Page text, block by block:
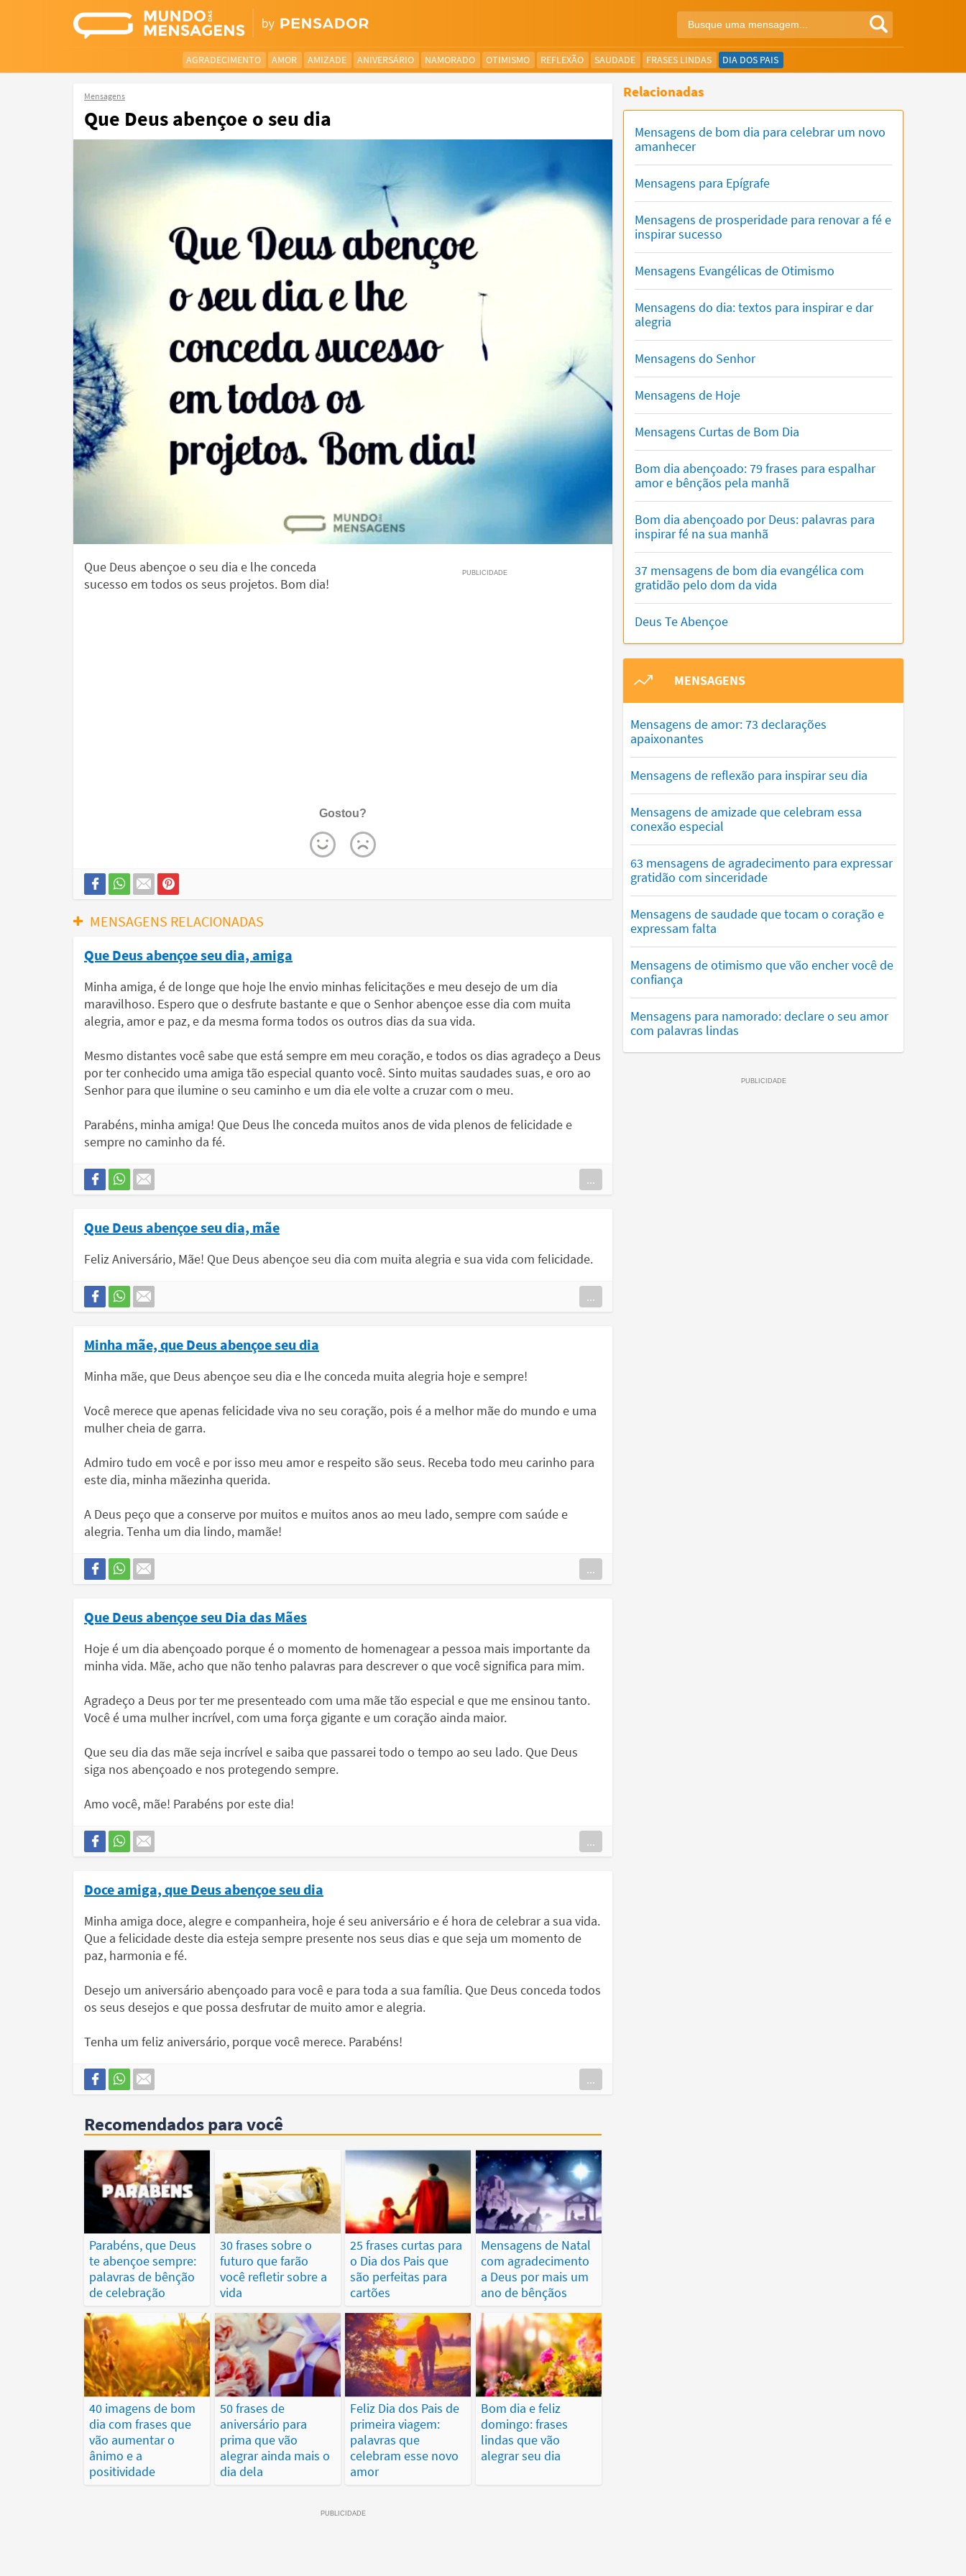
AGRADECIMENTO AMOR AMIZADE ANIVERSÁRIO NAMORADO OTIMISMO REFLEXÃO SAUDADE FRASES LINDAS DIA DOS PAIS
Mensagens
Que Deus abençoe o seu dia
Que Deus abençoe o seu dia e lhe conceda
sucesso em todos os seus projetos. Bom dia!
Gostou?
MENSAGENS RELACIONADAS
Que Deus abençoe seu dia, amiga
Minha amiga, é de longe que hoje lhe envio minhas felicitações e meu desejo de um dia
maravilhoso. Espero que o desfrute bastante e que o Senhor abençoe esse dia com muita
alegria, amor e paz, e da mesma forma todos os outros dias da sua vida.
Mesmo distantes você sabe que está sempre em meu coração, e todos os dias agradeço a Deus
por ter conhecido uma amiga tão especial quanto você. Sinto muitas saudades suas, e oro ao
Senhor para que ilumine o seu caminho e um dia ele volte a cruzar com o meu.
Parabéns, minha amiga! Que Deus lhe conceda muitos anos de vida plenos de felicidade e
sempre no caminho da fé.
...
Que Deus abençoe seu dia, mãe
Feliz Aniversário, Mãe! Que Deus abençoe seu dia com muita alegria e sua vida com felicidade.
...
Minha mãe, que Deus abençoe seu dia
Minha mãe, que Deus abençoe seu dia e lhe conceda muita alegria hoje e sempre!
Você merece que apenas felicidade viva no seu coração, pois é a melhor mãe do mundo e uma
mulher cheia de garra.
Admiro tudo em você e por isso meu amor e respeito são seus. Receba todo meu carinho para
este dia, minha mãezinha querida.
A Deus peço que a conserve por muitos e muitos anos ao meu lado, sempre com saúde e
alegria. Tenha um dia lindo, mamãe!
...
Que Deus abençoe seu Dia das Mães
Hoje é um dia abençoado porque é o momento de homenagear a pessoa mais importante da
minha vida. Mãe, acho que não tenho palavras para descrever o que você significa para mim.
Agradeço a Deus por ter me presenteado com uma mãe tão especial e que me ensinou tanto.
Você é uma mulher incrível, com uma força gigante e um coração ainda maior.
Que seu dia das mãe seja incrível e saiba que passarei todo o tempo ao seu lado. Que Deus
siga nos abençoado e nos protegendo sempre.
Amo você, mãe! Parabéns por este dia!
...
Doce amiga, que Deus abençoe seu dia
Minha amiga doce, alegre e companheira, hoje é seu aniversário e é hora de celebrar a sua vida.
Que a felicidade deste dia esteja sempre presente nos seus dias e que seja um momento de
paz, harmonia e fé.
Desejo um aniversário abençoado para você e para toda a sua família. Que Deus conceda todos
os seus desejos e que possa desfrutar de muito amor e alegria.
Tenha um feliz aniversário, porque você merece. Parabéns!
...
Recomendados para você
Parabéns, que Deus
te abençoe sempre:
palavras de bênção
de celebração
30 frases sobre o
futuro que farão
você refletir sobre a
vida
25 frases curtas para
o Dia dos Pais que
são perfeitas para
cartões
Mensagens de Natal
com agradecimento
a Deus por mais um
ano de bênçãos
40 imagens de bom
dia com frases que
vão aumentar o
ânimo e a
positividade
50 frases de
aniversário para
prima que vão
alegrar ainda mais o
dia dela
Feliz Dia dos Pais de
primeira viagem:
palavras que
celebram esse novo
amor
Bom dia e feliz
domingo: frases
lindas que vão
alegrar seu dia
Relacionadas
Mensagens de bom dia para celebrar um novo
amanhecer
Mensagens para Epígrafe
Mensagens de prosperidade para renovar a fé e
inspirar sucesso
Mensagens Evangélicas de Otimismo
Mensagens do dia: textos para inspirar e dar
alegria
Mensagens do Senhor
Mensagens de Hoje
Mensagens Curtas de Bom Dia
Bom dia abençoado: 79 frases para espalhar
amor e bênçãos pela manhã
Bom dia abençoado por Deus: palavras para
inspirar fé na sua manhã
37 mensagens de bom dia evangélica com
gratidão pelo dom da vida
Deus Te Abençoe
MENSAGENS
Mensagens de amor: 73 declarações
apaixonantes
Mensagens de reflexão para inspirar seu dia
Mensagens de amizade que celebram essa
conexão especial
63 mensagens de agradecimento para expressar
gratidão com sinceridade
Mensagens de saudade que tocam o coração e
expressam falta
Mensagens de otimismo que vão encher você de
confiança
Mensagens para namorado: declare o seu amor
com palavras lindas